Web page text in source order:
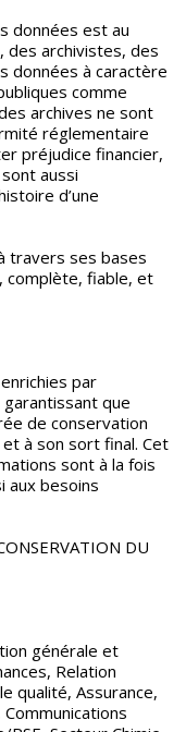
données est au
archivistes, des
données à caractère
comme
archives ne sont
réglementaire
préjudice financier,
aussi
d’une
travers ses bases
complète, fiable, et
par
que
de conservation
à son sort final. Cet
sont à la fois
aux besoins
DU
générale et
Relation
qualité, Assurance,